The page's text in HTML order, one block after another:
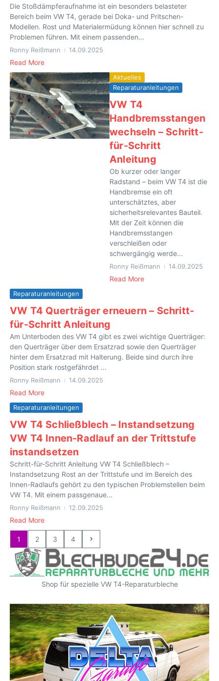
Die Stoßdämpferaufnahme ist ein besonders belasteter
Bereich beim VW T4, gerade bei Doka- und Pritschen-
Modellen. Rost und Materialermüdung können hier schnell zu
Problemen führen. Mit einem passenden...
Ronny Reißmann 14.09.2025
Read More
Aktuelles
Reparaturanleitungen
VW T4
Handbremsstangen
wechseln – Schritt-
für-Schritt
Anleitung
Ob kurzer oder langer
Radstand – beim VW T4 ist die
Handbremse ein oft
unterschätztes, aber
sicherheitsrelevantes Bauteil.
Mit der Zeit können die
Handbremsstangen
verschleißen oder
schwergängig werde...
Ronny Reißmann 14.09.2025
Read More
Reparaturanleitungen
VW T4 Querträger erneuern – Schritt-
für-Schritt Anleitung
Am Unterboden des VW T4 gibt es zwei wichtige Querträger:
den Querträger über dem Ersatzrad sowie den Querträger
hinter dem Ersatzrad mit Halterung. Beide sind durch ihre
Position stark rostgefährdet ...
Ronny Reißmann 14.09.2025
Read More
Reparaturanleitungen
VW T4 Schließblech – Instandsetzung
VW T4 Innen-Radlauf an der Trittstufe
instandsetzen
Schritt-für-Schritt Anleitung VW T4 Schließblech –
Instandsetzung Rost an der Trittstufe und im Bereich des
Innen-Radlaufs gehört zu den typischen Problemstellen beim
VW T4. Mit einem passgenaue...
Ronny Reißmann 12.09.2025
Read More
1 2 3 4
Shop für spezielle VW T4-Reparaturbleche